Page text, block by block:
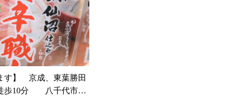
す】 京成、東葉勝田
歩10分 八千代市、